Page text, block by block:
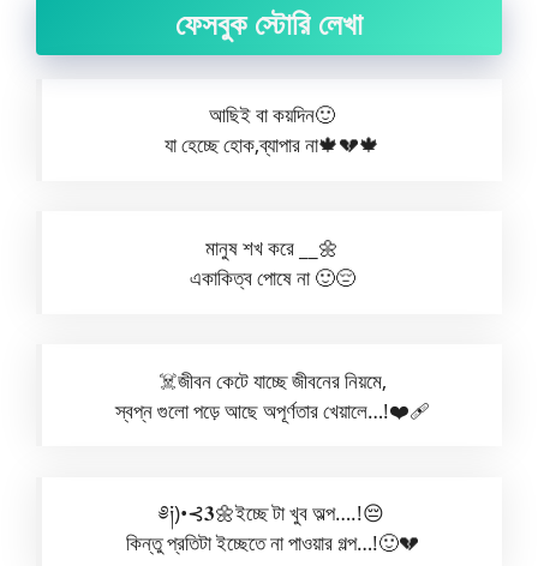
ফেসবুক স্টোরি লেখা
আছিই বা কয়দিন🙂
যা হেচ্ছে হোক,ব্যাপার না🍁💔🍁
মানুষ শখ করে __🌼
একাকিত্ব পোষে না 🙂😔
☠️জীবন কেটে যাচ্ছে জীবনের নিয়মে,
স্বপ্ন গুলো পড়ে আছে অপূর্ণতার খেয়ালে…!❤️‍🩹
༅༏)•⊰𝟑🌼ইচ্ছে টা খুব অল্প….!😔
কিন্তু প্রতিটা ইচ্ছেতে না পাওয়ার গল্প…!🙂💔